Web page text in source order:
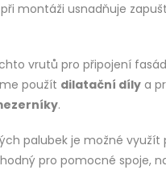
montáži usnadňuje
vrutů pro připojení
použít dilatační díly a
.
palubek je možné využít
pro pomocné spoje,